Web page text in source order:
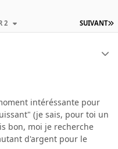
SUIVANT
2
intéréssante pour
(je sais, pour toi un
bon, moi je recherche
d'argent pour le